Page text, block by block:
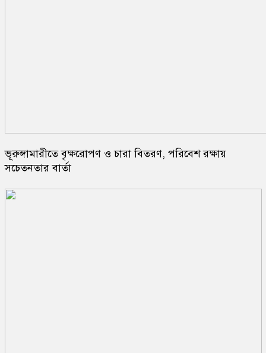
ভূরুঙ্গামারীতে বৃক্ষরোপণ ও চারা বিতরণ, পরিবেশ রক্ষায়
সচেতনতার বার্তা